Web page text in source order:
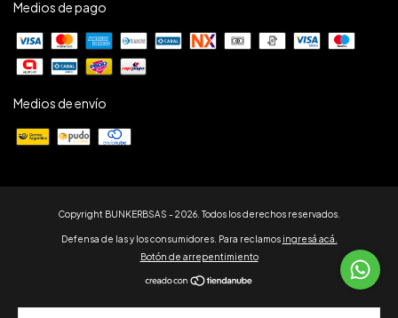
Medios de pago
Medios de envío
Copyright BUNKERBSAS - 2026. Todos los derechos reservados.
Defensa de las y los consumidores. Para reclamos ingresá acá.
Botón de arrepentimiento